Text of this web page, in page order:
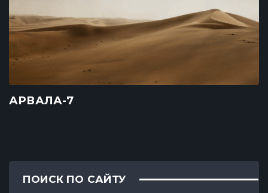
АРВАЛА-7
ПОИСК ПО САЙТУ